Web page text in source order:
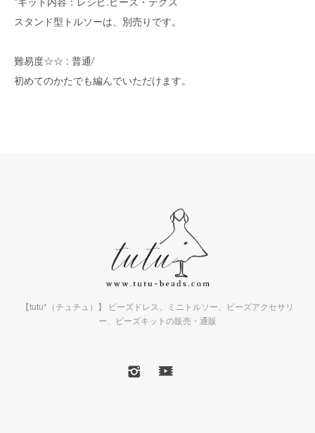
スタンド型トルソーは、別売りです。
難易度☆☆ : 普通/
初めてのかたでも編んでいただけます。
【tutu*（チュチュ）】 ビーズドレス、ミニトルソー、ビーズアクセサリ
ー、ビーズキットの販売・通販